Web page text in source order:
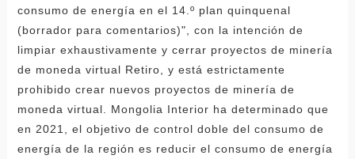
consumo de energía en el 14.º plan quinquenal
(borrador para comentarios)", con la intención de
limpiar exhaustivamente y cerrar proyectos de minería
de moneda virtual Retiro, y está estrictamente
prohibido crear nuevos proyectos de minería de
moneda virtual. Mongolia Interior ha determinado que
en 2021, el objetivo de control doble del consumo de
energía de la región es reducir el consumo de energía